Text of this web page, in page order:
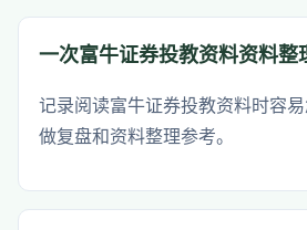
一次富牛证券投教资料资料整
记录阅读富牛证券投教资料时容
做复盘和资料整理参考。